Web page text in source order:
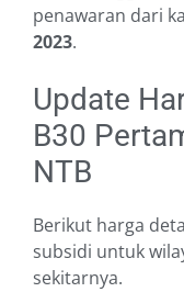
penawaran dari
2023.
Update
B30
NTB
Berikut harga
subsidi untuk
sekitarnya.